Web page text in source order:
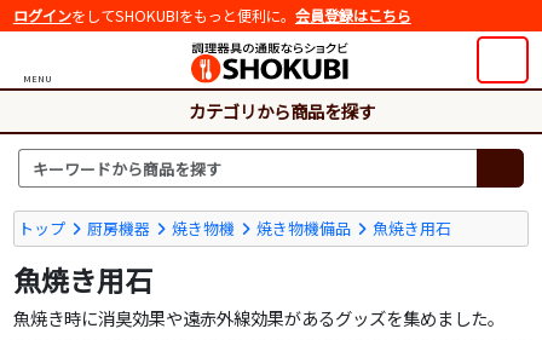
ログインをしてSHOKUBIをもっと便利に。 会員登録はこちら
MENU
カテゴリから商品を探す
トップ 厨房機器 焼き物機 焼き物機備品 魚焼き用石
魚焼き用石
魚焼き時に消臭効果や遠赤外線効果があるグッズを集めました。